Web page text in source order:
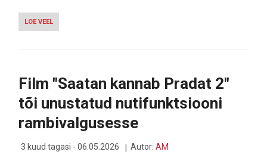
LOE VEEL
PIXELID
PAISKAS
VÄLJA
17
WEAR
OS
Film "Saatan kannab Pradat 2"
tõi unustatud nutifunktsiooni
rambivalgusesse
3 kuud tagasi - 06.05.2026 Autor: AM